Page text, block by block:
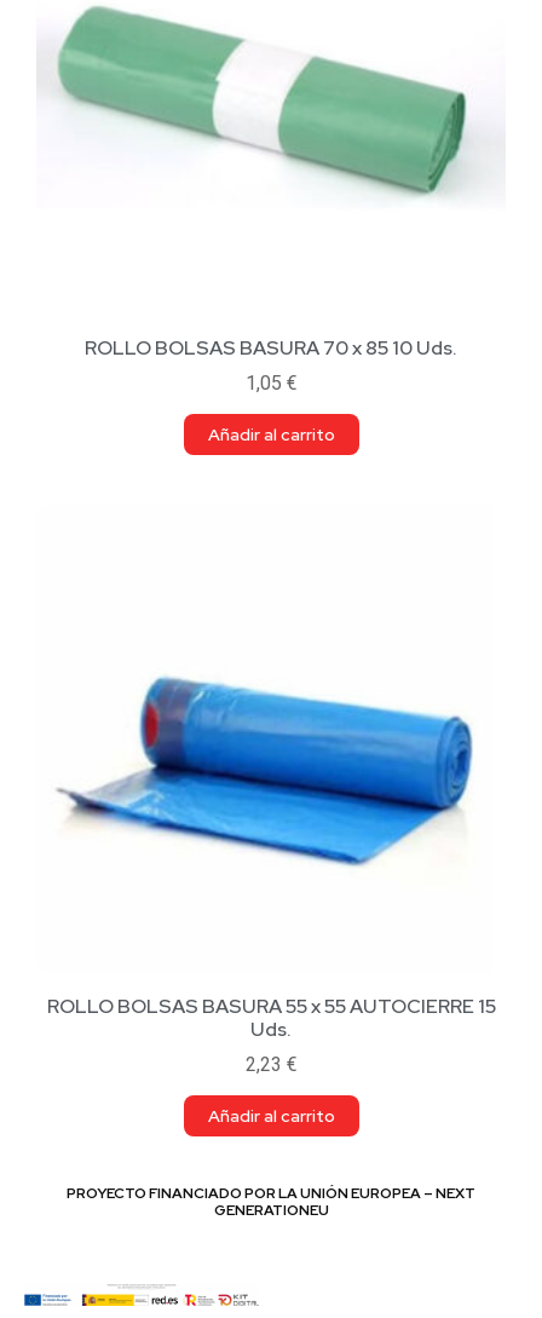
ROLLO BOLSAS BASURA 70 x 85 10 Uds.
1,05 €
Añadir al carrito
ROLLO BOLSAS BASURA 55 x 55 AUTOCIERRE 15
Uds.
2,23 €
Añadir al carrito
PROYECTO FINANCIADO POR LA UNIÓN EUROPEA – NEXT
GENERATIONEU